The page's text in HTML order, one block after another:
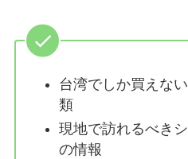
台湾でしか買えな
類
現地で訪れるべき
の情報